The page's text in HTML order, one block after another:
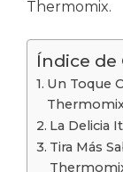
Thermomix.
Índice
Un Toque
La Delicia
Tira Más